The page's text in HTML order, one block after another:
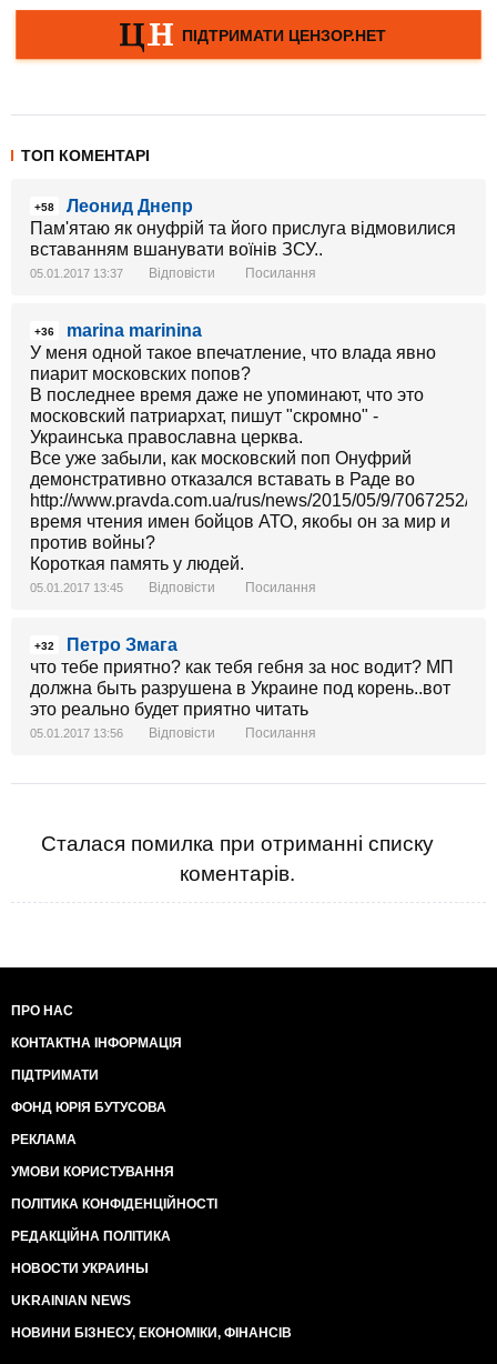
ТОП КОМЕНТАРІ
+58
Леонид Днепр
Пам'ятаю як онуфрій та його прислуга відмовилися
вставанням вшанувати воїнів ЗСУ..
05.01.2017 13:37 Відповісти Посилання
+36
marina marinina
У меня одной такое впечатление, что влада явно
пиарит московских попов?
В последнее время даже не упоминают, что это
московский патриархат, пишут "скромно" -
Украинська православна церква.
Все уже забыли, как московский поп Онуфрий
демонстративно отказался вставать в Раде во
http://www.pravda.com.ua/rus/news/2015/05/9/7067252/
время чтения имен бойцов АТО, якобы он за мир и
против войны?
Короткая память у людей.
05.01.2017 13:45 Відповісти Посилання
+32
Петро Змага
что тебе приятно? как тебя гебня за нос водит? МП
должна быть разрушена в Украине под корень..вот
это реально будет приятно читать
05.01.2017 13:56 Відповісти Посилання
Сталася помилка при отриманні списку
коментарів.
ПРО НАС
КОНТАКТНА ІНФОРМАЦІЯ
ПІДТРИМАТИ
ФОНД ЮРІЯ БУТУСОВА
РЕКЛАМА
УМОВИ КОРИСТУВАННЯ
ПОЛІТИКА КОНФІДЕНЦІЙНОСТІ
РЕДАКЦІЙНА ПОЛІТИКА
НОВОСТИ УКРАИНЫ
UKRAINIAN NEWS
НОВИНИ БІЗНЕСУ, ЕКОНОМІКИ, ФІНАНСІВ